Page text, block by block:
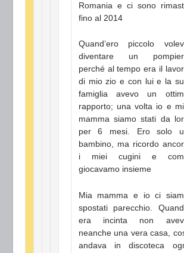
Romania e ci sono
fino al 2014
Quand’ero piccolo
diventare un
perché al tempo era il
di mio zio e con lui e la
famiglia avevo un
rapporto; una volta io e
mamma siamo stati da
per 6 mesi. Ero solo
bambino, ma ricordo
i miei cugini e
giocavamo insieme
Mia mamma e io ci
spostati parecchio.
era incinta non
neanche una vera casa,
andava in discoteca